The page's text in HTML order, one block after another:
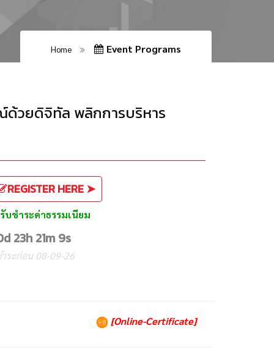
Home Event Programs
ด้วยดิจิทัล พลิกการบริหาร
REGISTER HERE ➤
รับชำระค่าธรรมเนียม
23h 21m 8s
ำระก่อน 08-09-26
[Online-Certificate]